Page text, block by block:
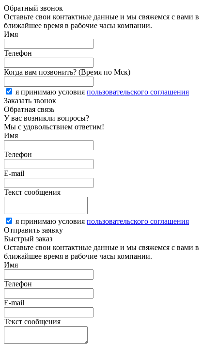
Обратный звонок
Оставьте свои контактные данные и мы свяжемся с вами в
ближайшее время в рабочие часы компании.
Имя
Телефон
Когда вам позвонить? (Время по Мск)
я принимаю условия пользовательского соглашения
Заказать звонок
Обратная связь
У вас возникли вопросы?
Мы с удовольствием ответим!
Имя
Телефон
E-mail
Текст сообщения
я принимаю условия пользовательского соглашения
Отправить заявку
Быстрый заказ
Оставьте свои контактные данные и мы свяжемся с вами в
ближайшее время в рабочие часы компании.
Имя
Телефон
E-mail
Текст сообщения